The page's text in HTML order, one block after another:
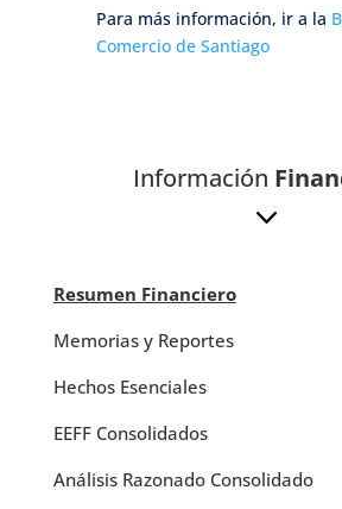
Para más información, ir a la
Comercio de Santiago
Información
3
Resumen Financiero
Memorias y Reportes
Hechos Esenciales
EEFF Consolidados
Análisis Razonado Consolidado